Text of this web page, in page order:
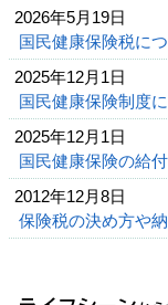
2026年5月19日
国民健康保険税に
2025年12月1日
国民健康保険制度
2025年12月1日
国民健康保険の給付
2012年12月8日
保険税の決め方や